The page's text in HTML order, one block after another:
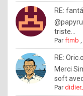
RE:
triste...
Parftmb
RE:
Merci
soft
Par